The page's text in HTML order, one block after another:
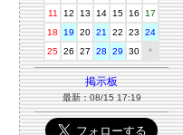
11
12 13 14 15 16
17
18
19 20 21 22 23
24
25 26 27 28 29 30 ＊
掲示板
最新：08/15 17:19